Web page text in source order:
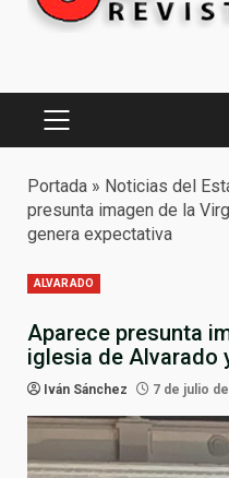
Menú
principal
Portada » Noticias del
presunta imagen de la
genera expectativa
ALVARADO
Aparece presunta
iglesia de Alvarado
Iván Sánchez 7 de julio